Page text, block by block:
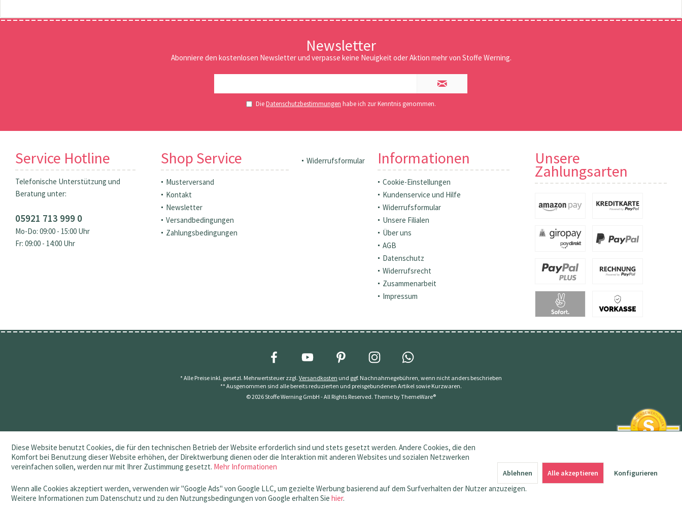
Newsletter
Abonniere den kostenlosen Newsletter und verpasse keine Neuigkeit oder Aktion mehr von Stoffe Werning.
DieDatenschutzbestimmungen habe ich zur Kenntnis genommen.
Service Hotline
Telefonische Unterstützung und
Beratung unter:
05921 713 999 0
Mo-Do: 09:00 - 15:00 Uhr
Fr: 09:00 - 14:00 Uhr
Shop Service
Musterversand
Kontakt
Newsletter
Versandbedingungen
Zahlungsbedingungen
Widerrufsformular Informationen
Cookie-Einstellungen
Kundenservice und Hilfe
Widerrufsformular
Unsere Filialen
Über uns
AGB
Datenschutz
Widerrufsrecht
Zusammenarbeit
Impressum
Unsere
Zahlungsarten
* Alle Preise inkl. gesetzl. Mehrwertsteuer zzgl. Versandkosten und ggf. Nachnahmegebühren, wenn nicht anders beschrieben
** Ausgenommen sind alle bereits reduzierten und preisgebundenen Artikel sowie Kurzwaren.
© 2026 Stoffe Werning GmbH - All Rights Reserved. Theme byThemeWare®
Diese Website benutzt Cookies, die für den technischen Betrieb der Website erforderlich sind und stets gesetzt werden. Andere Cookies, die den
Komfort bei Benutzung dieser Website erhöhen, der Direktwerbung dienen oder die Interaktion mit anderen Websites und sozialen Netzwerken
vereinfachen sollen, werden nur mit Ihrer Zustimmung gesetzt. Mehr Informationen
Wenn alle Cookies akzeptiert werden, verwenden wir "Google Ads" von Google LLC, um gezielte Werbung basierend auf dem Surfverhalten der Nutzer anzuzeigen.
Weitere Informationen zum Datenschutz und zu den Nutzungsbedingungen von Google erhalten Sie hier.
Ablehnen Alle akzeptieren Konfigurieren
aus 145 Bewertungen